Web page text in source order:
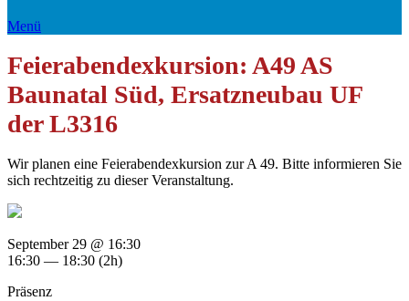
Menü
Feierabendexkursion: A49 AS
Baunatal Süd, Ersatzneubau UF
der L3316
Wir planen eine Feierabendexkursion zur A 49. Bitte informieren Sie
sich rechtzeitig zu dieser Veranstaltung.
September 29 @ 16:30
16:30 — 18:30 (2h)
Präsenz